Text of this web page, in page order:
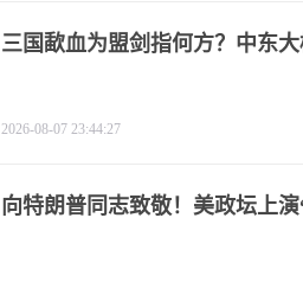
三国歃血为盟剑指何方？中东
2026-08-07 23:44:27
向特朗普同志致敬！美政坛上